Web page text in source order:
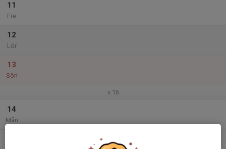
11
Fre
12
Lör
13
Sön
v.16
14
Mån